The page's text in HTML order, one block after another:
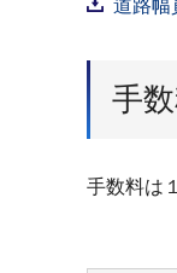
道路幅
手
手数料は